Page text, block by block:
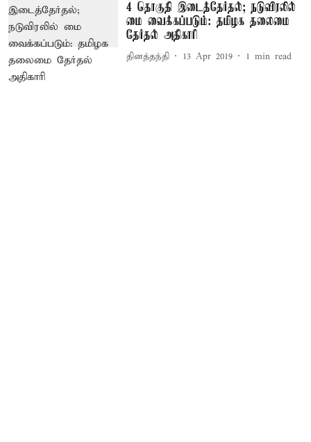
4 தொகுதி இடைத்தேர்தல்; நடுவிரலில்
மை வைக்கப்படும்: தமிழக தலைமை
தேர்தல் அதிகாரி
தினத்தந்தி 13 Apr 2019 1 min read